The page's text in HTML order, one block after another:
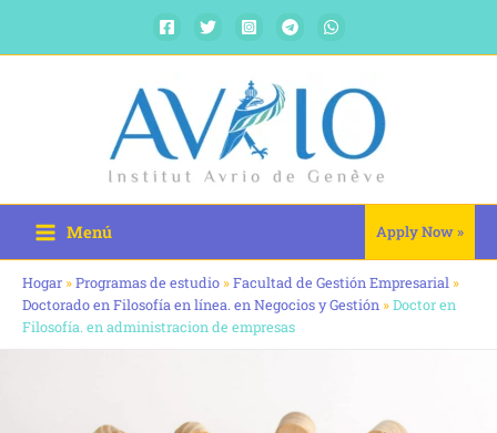
Menú Apply Now »
Hogar »Programas de estudio »Facultad de Gestión Empresarial »
Doctorado en Filosofía en línea. en Negocios y Gestión »Doctor en
Filosofía. en administracion de empresas